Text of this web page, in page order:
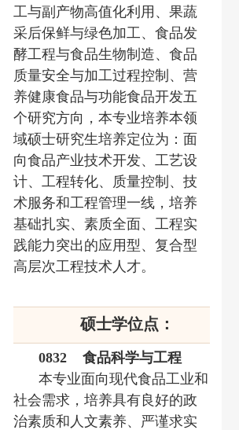
工与副产物高值化利用、果蔬
采后保鲜与绿色加工、食品发
酵工程与食品生物制造、食品
质量安全与加工过程控制、营
养健康食品与功能食品开发五
个研究方向，本专业培养本领
域硕士研究生培养定位为：面
向食品产业技术开发、工艺设
计、工程转化、质量控制、技
术服务和工程管理一线，培养
基础扎实、素质全面、工程实
践能力突出的应用型、复合型
高层次工程技术人才。
硕士学位点：
0832 食品科学与工程
本专业面向现代食品工业和
社会需求，培养具有良好的政
治素质和人文素养、严谨求实